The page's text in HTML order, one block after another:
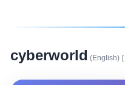
cyberworld (English) [